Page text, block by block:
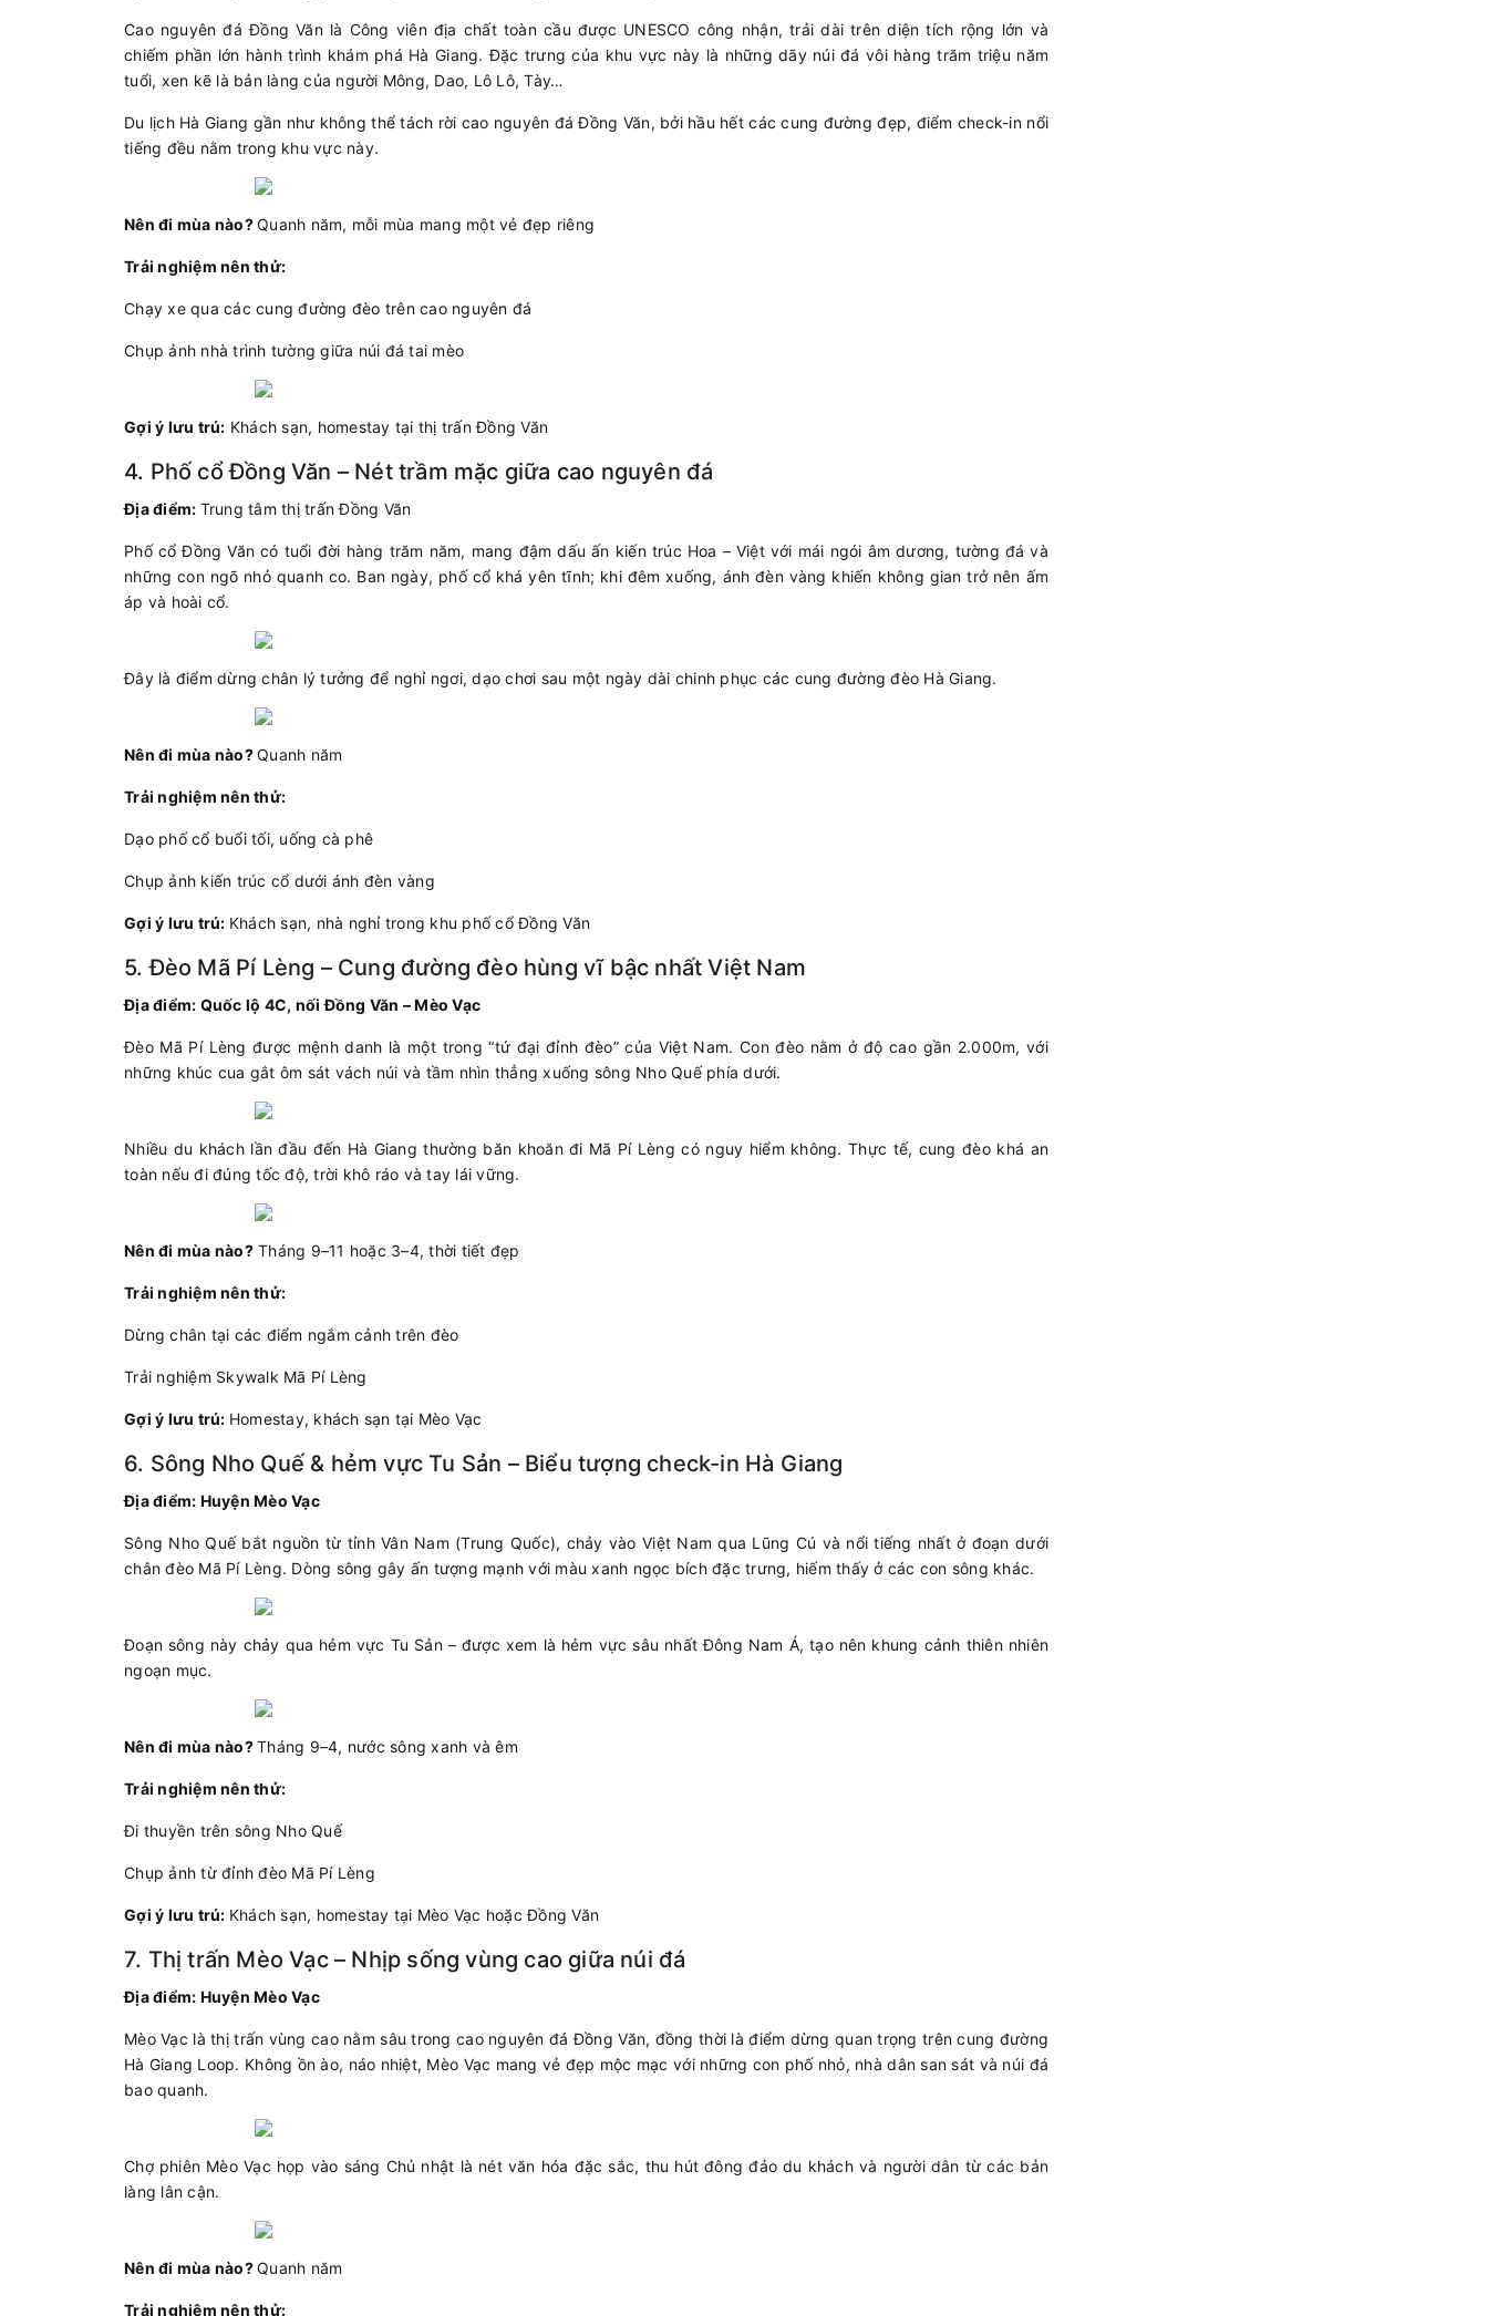
Cao nguyên đá Đồng Văn là Công viên địa chất toàn cầu được UNESCO công nhận, trải dài trên diện tích rộng lớn và
chiếm phần lớn hành trình khám phá Hà Giang. Đặc trưng của khu vực này là những dãy núi đá vôi hàng trăm triệu năm
tuổi, xen kẽ là bản làng của người Mông, Dao, Lô Lô, Tày…
Du lịch Hà Giang gần như không thể tách rời cao nguyên đá Đồng Văn, bởi hầu hết các cung đường đẹp, điểm check-in nổi
tiếng đều nằm trong khu vực này.
Nên đi mùa nào?Quanh năm, mỗi mùa mang một vẻ đẹp riêng
Trải nghiệm nên thử:
Chạy xe qua các cung đường đèo trên cao nguyên đá
Chụp ảnh nhà trình tường giữa núi đá tai mèo
Gợi ý lưu trú: Khách sạn, homestay tại thị trấn Đồng Văn
4. Phố cổ Đồng Văn – Nét trầm mặc giữa cao nguyên đá
Địa điểm: Trung tâm thị trấn Đồng Văn
Phố cổ Đồng Văn có tuổi đời hàng trăm năm, mang đậm dấu ấn kiến trúc Hoa – Việt với mái ngói âm dương, tường đá và
những con ngõ nhỏ quanh co. Ban ngày, phố cổ khá yên tĩnh; khi đêm xuống, ánh đèn vàng khiến không gian trở nên ấm
áp và hoài cổ.
Đây là điểm dừng chân lý tưởng để nghỉ ngơi, dạo chơi sau một ngày dài chinh phục các cung đường đèo Hà Giang.
Nên đi mùa nào?Quanh năm
Trải nghiệm nên thử:
Dạo phố cổ buổi tối, uống cà phê
Chụp ảnh kiến trúc cổ dưới ánh đèn vàng
Gợi ý lưu trú: Khách sạn, nhà nghỉ trong khu phố cổ Đồng Văn
5. Đèo Mã Pí Lèng – Cung đường đèo hùng vĩ bậc nhất Việt Nam
Địa điểm: Quốc lộ 4C, nối Đồng Văn – Mèo Vạc
Đèo Mã Pí Lèng được mệnh danh là một trong “tứ đại đỉnh đèo” của Việt Nam. Con đèo nằm ở độ cao gần 2.000m, với
những khúc cua gắt ôm sát vách núi và tầm nhìn thẳng xuống sông Nho Quế phía dưới.
Nhiều du khách lần đầu đến Hà Giang thường băn khoănđi Mã Pí Lèng có nguy hiểm không. Thực tế, cung đèo khá an
toàn nếu đi đúng tốc độ, trời khô ráo và tay lái vững.
Nên đi mùa nào?Tháng 9–11 hoặc 3–4, thời tiết đẹp
Trải nghiệm nên thử:
Dừng chân tại các điểm ngắm cảnh trên đèo
Trải nghiệm Skywalk Mã Pí Lèng
Gợi ý lưu trú: Homestay, khách sạn tại Mèo Vạc
6. Sông Nho Quế & hẻm vực Tu Sản – Biểu tượng check-in Hà Giang
Địa điểm: Huyện Mèo Vạc
Sông Nho Quế bắt nguồn từ tỉnh Vân Nam (Trung Quốc), chảy vào Việt Nam qua Lũng Cú và nổi tiếng nhất ở đoạn dưới
chân đèo Mã Pí Lèng. Dòng sông gây ấn tượng mạnh với màu xanh ngọc bích đặc trưng, hiếm thấy ở các con sông khác.
Đoạn sông này chảy qua hẻm vực Tu Sản – được xem là hẻm vực sâu nhất Đông Nam Á, tạo nên khung cảnh thiên nhiên
ngoạn mục.
Nên đi mùa nào?Tháng 9–4, nước sông xanh và êm
Trải nghiệm nên thử:
Đi thuyền trên sông Nho Quế
Chụp ảnh từ đỉnh đèo Mã Pí Lèng
Gợi ý lưu trú: Khách sạn, homestay tại Mèo Vạc hoặc Đồng Văn
7. Thị trấn Mèo Vạc – Nhịp sống vùng cao giữa núi đá
Địa điểm: Huyện Mèo Vạc
Mèo Vạc là thị trấn vùng cao nằm sâu trong cao nguyên đá Đồng Văn, đồng thời là điểm dừng quan trọng trên cung đường
Hà Giang Loop. Không ồn ào, náo nhiệt, Mèo Vạc mang vẻ đẹp mộc mạc với những con phố nhỏ, nhà dân san sát và núi đá
bao quanh.
Chợ phiên Mèo Vạc họp vào sáng Chủ nhật là nét văn hóa đặc sắc, thu hút đông đảo du khách và người dân từ các bản
làng lân cận.
Nên đi mùa nào?Quanh năm
Trải nghiệm nên thử: